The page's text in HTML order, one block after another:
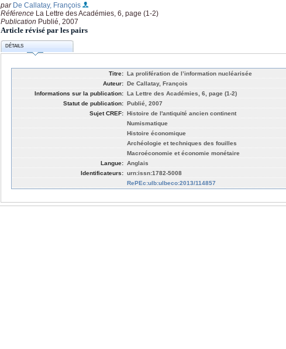
par De Callatay, François
Référence La Lettre des Académies, 6, page (1-2)
Publication Publié, 2007
Article révisé par les pairs
DÉTAILS
Titre: La prolifération de l’information nucléarisée
Auteur: De Callatay, François
Informations sur la publication: La Lettre des Académies, 6, page (1-2)
Statut de publication: Publié, 2007
Sujet CREF: Histoire de l'antiquité ancien continent
Numismatique
Histoire économique
Archéologie et techniques des fouilles
Macroéconomie et économie monétaire
Langue: Anglais
Identificateurs: urn:issn:1782-5008
RePEc:ulb:ulbeco:2013/114857